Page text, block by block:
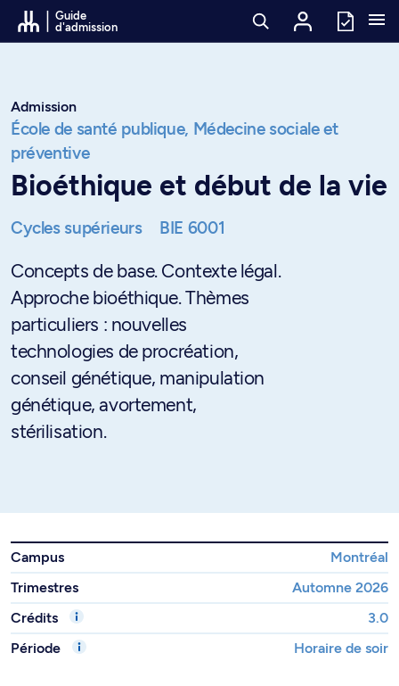
Passer au contenu
Guide
d'admission
Admission
École de santé publique, Médecine sociale et
préventive
Bioéthique et début de la vie
Cycles supérieurs BIE 6001
Concepts de base. Contexte légal.
Approche bioéthique. Thèmes
particuliers : nouvelles
technologies de procréation,
conseil génétique, manipulation
génétique, avortement,
stérilisation.
Campus
Montréal
Trimestres
Automne 2026
Crédits
3.0
Période
Horaire de soir